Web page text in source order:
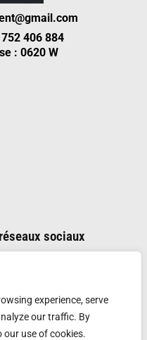
experience, serve
our traffic. By
our use of cookies.
406 884
: 0620 W
sociaux